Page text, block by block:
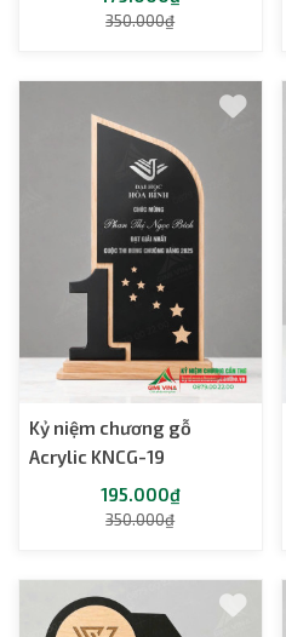
350.000₫
Kỷ niệm chương gỗ
Acrylic KNCG-19
195.000₫
350.000₫